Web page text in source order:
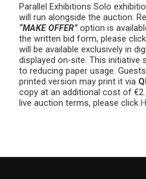
Parallel Exhibitions Solo
will run alongside the auction.
“MAKE OFFER”option is
the written bid form, please click
will be available exclusively in
displayed on-site. This
to reducing paper usage.
printed version may print it via
copy at an additional cost of
live auction terms, please click